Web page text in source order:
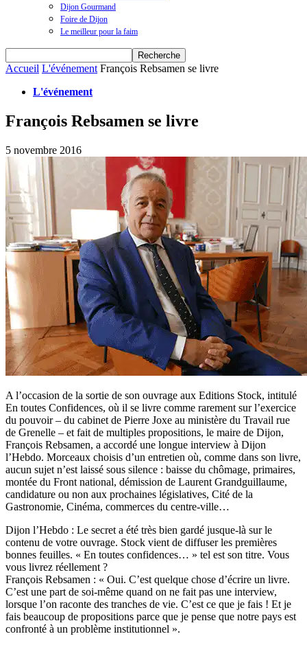
Dijon Gourmand
Foire de Dijon
Le meilleur pour la faim
Accueil L'événement François Rebsamen se livre
L'événement
François Rebsamen se livre
5 novembre 2016
A l’occasion de la sortie de son ouvrage aux Editions Stock, intitulé
En toutes Confidences, où il se livre comme rarement sur l’exercice
du pouvoir – du cabinet de Pierre Joxe au ministère du Travail rue
de Grenelle – et fait de multiples propositions, le maire de Dijon,
François Rebsamen, a accordé une longue interview à Dijon
l’Hebdo. Morceaux choisis d’un entretien où, comme dans son livre,
aucun sujet n’est laissé sous silence : baisse du chômage, primaires,
montée du Front national, démission de Laurent Grandguillaume,
candidature ou non aux prochaines législatives, Cité de la
Gastronomie, Cinéma, commerces du centre-ville…
Dijon l’Hebdo : Le secret a été très bien gardé jusque-là sur le
contenu de votre ouvrage. Stock vient de diffuser les premières
bonnes feuilles. « En toutes confidences… » tel est son titre. Vous
vous livrez réellement ?
François Rebsamen : « Oui. C’est quelque chose d’écrire un livre.
C’est une part de soi-même quand on ne fait pas une interview,
lorsque l’on raconte des tranches de vie. C’est ce que je fais ! Et je
fais beaucoup de propositions parce que je pense que notre pays est
confronté à un problème institutionnel ».